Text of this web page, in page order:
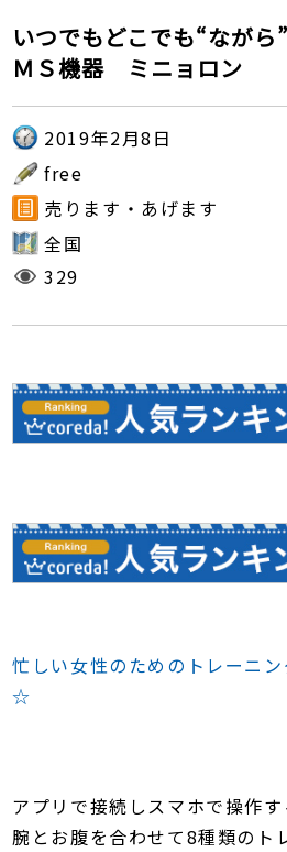
いつでもどこでも“ながら
ＭＳ機器 ミニョロン
2019年2月8日
free
売ります・あげます
全国
329
忙しい女性のためのトレーニ
☆
アプリで接続しスマホで操作す
腕とお腹を合わせて8種類のト